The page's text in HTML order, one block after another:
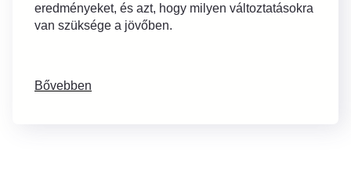
eredményeket, és azt, hogy milyen változtatásokra
van szüksége a jövőben.
Bővebben